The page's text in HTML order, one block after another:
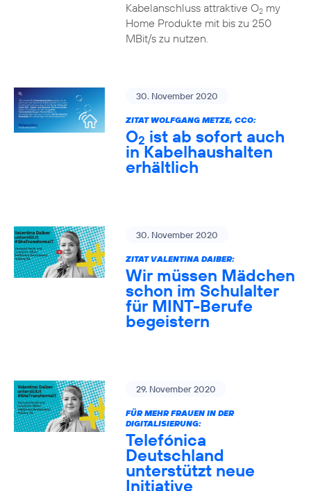
Kabelanschluss attraktive O2my
Home Produkte mit bis zu 250
MBit/s zu nutzen.
30. November 2020
ZITAT WOLFGANG METZE, CCO:
O2 ist ab sofort auch
in Kabelhaushalten
erhältlich
30. November 2020
ZITAT VALENTINA DAIBER:
Wir müssen Mädchen
schon im Schulalter
für MINT-Berufe
begeistern
29. November 2020
FÜR MEHR FRAUEN IN DER
DIGITALISIERUNG:
Telefónica
Deutschland
unterstützt neue
Initiative